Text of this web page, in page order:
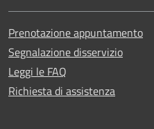
Prenotazione appuntamento
Segnalazione disservizio
Leggi le FAQ
Richiesta di assistenza